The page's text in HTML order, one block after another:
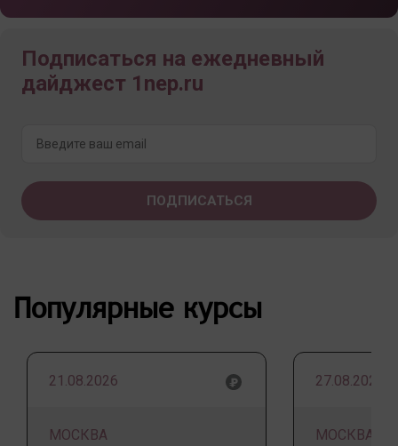
Подписаться на ежедневный
дайджест 1nep.ru
Популярные курсы
21.08.2026
МОСКВА
27.08.2026
МОСКВА